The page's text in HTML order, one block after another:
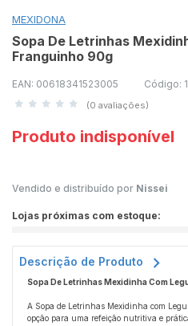
MEXIDONA
Sopa De Letrinhas
Franguinho 90g
EAN: 00618341523005 Código:
(0 avaliações)
Produto indisponível
Vendido e distribuído por Nissei
Lojas próximas com estoque:
Descrição de Produto
Sopa De Letrinhas Mexidinha Com
A Sopa de Letrinhas Mexidinha com
opção para uma refeição nutritiva e